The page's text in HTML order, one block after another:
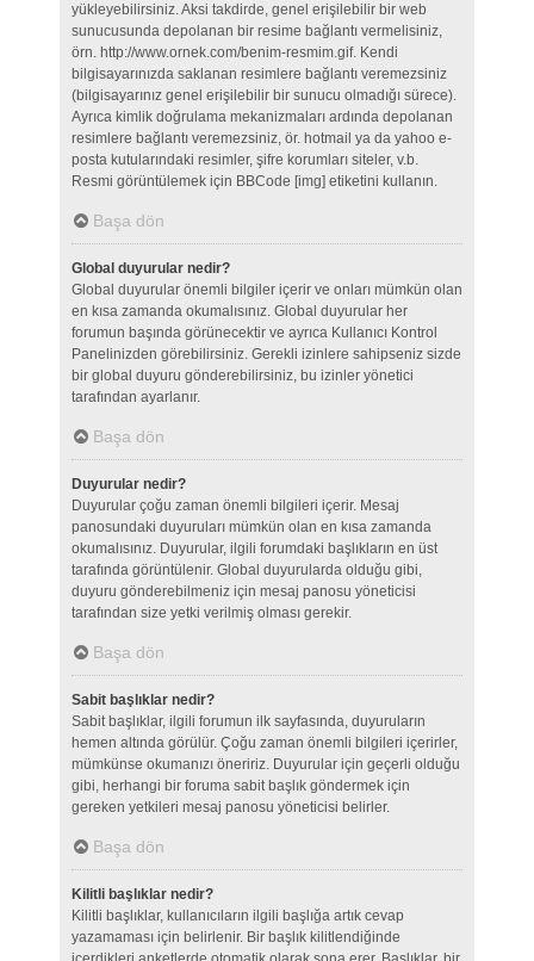
yükleyebilirsiniz. Aksi takdirde, genel erişilebilir bir web
sunucusunda depolanan bir resime bağlantı vermelisiniz,
örn. http://www.ornek.com/benim-resmim.gif. Kendi
bilgisayarınızda saklanan resimlere bağlantı veremezsiniz
(bilgisayarınız genel erişilebilir bir sunucu olmadığı sürece).
Ayrıca kimlik doğrulama mekanizmaları ardında depolanan
resimlere bağlantı veremezsiniz, ör. hotmail ya da yahoo e-
posta kutularındaki resimler, şifre korumları siteler, v.b.
Resmi görüntülemek için BBCode [img] etiketini kullanın.
Başa dön
Global duyurular nedir?
Global duyurular önemli bilgiler içerir ve onları mümkün olan
en kısa zamanda okumalısınız. Global duyurular her
forumun başında görünecektir ve ayrıca Kullanıcı Kontrol
Panelinizden görebilirsiniz. Gerekli izinlere sahipseniz sizde
bir global duyuru gönderebilirsiniz, bu izinler yönetici
tarafından ayarlanır.
Başa dön
Duyurular nedir?
Duyurular çoğu zaman önemli bilgileri içerir. Mesaj
panosundaki duyuruları mümkün olan en kısa zamanda
okumalısınız. Duyurular, ilgili forumdaki başlıkların en üst
tarafında görüntülenir. Global duyurularda olduğu gibi,
duyuru gönderebilmeniz için mesaj panosu yöneticisi
tarafından size yetki verilmiş olması gerekir.
Başa dön
Sabit başlıklar nedir?
Sabit başlıklar, ilgili forumun ilk sayfasında, duyuruların
hemen altında görülür. Çoğu zaman önemli bilgileri içerirler,
mümkünse okumanızı öneririz. Duyurular için geçerli olduğu
gibi, herhangi bir foruma sabit başlık göndermek için
gereken yetkileri mesaj panosu yöneticisi belirler.
Başa dön
Kilitli başlıklar nedir?
Kilitli başlıklar, kullanıcıların ilgili başlığa artık cevap
yazamaması için belirlenir. Bir başlık kilitlendiğinde